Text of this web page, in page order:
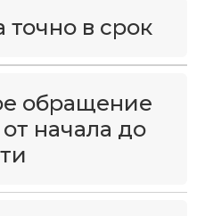
точно в срок
обращение
начала до